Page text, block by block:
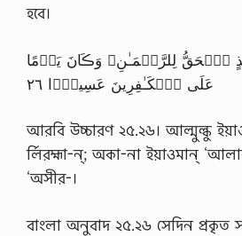
হবে।
لِلرَّحۡمَـٰنِ‌ۚ وَڪَانَ يَوۡمًا
عَلَى ٱلۡكَـٰفِرِينَ عَسِيرً۬ا ٢٦
আরবি উচ্চারণ ২৫.২৬। আল্মুল্কু
র্লিরহ্মা-ন্; অকা-না ইয়াওমান্
‘অসীর-।
বাংলা অনুবাদ ২৫.২৬ সেদিন প্রকৃত